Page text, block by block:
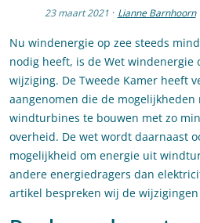
23 maart 2021 · Lianne Barnhoorn
Nu windenergie op zee steeds
nodig heeft, is de Wet windenergie
wijziging. De Tweede Kamer heeft
aangenomen die de mogelijkheden
windturbines te bouwen met zo
overheid. De wet wordt daarnaast
mogelijkheid om energie uit
andere energiedragers dan
artikel bespreken wij de